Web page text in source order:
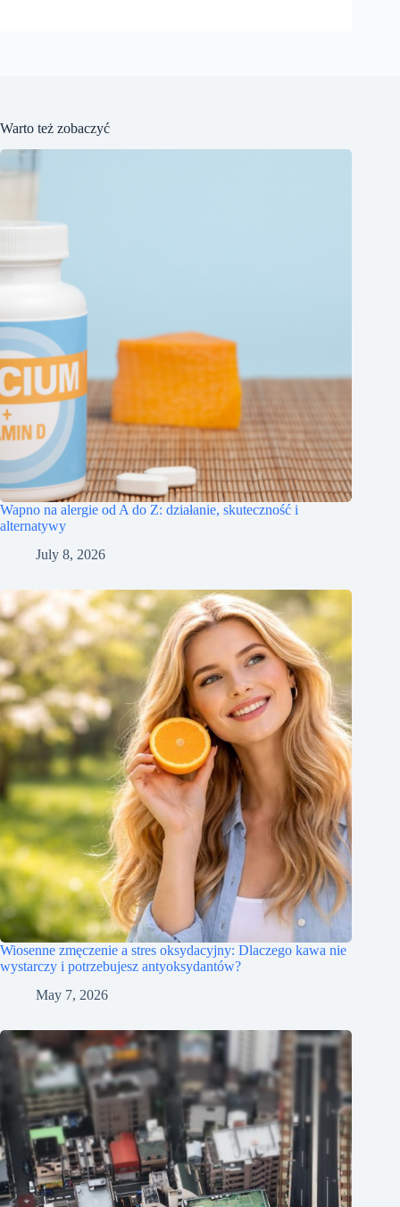
Warto też zobaczyć
Wapno na alergie od A do Z: działanie, skuteczność i
alternatywy
July 8, 2026
Wiosenne zmęczenie a stres oksydacyjny: Dlaczego kawa nie
wystarczy i potrzebujesz antyoksydantów?
May 7, 2026